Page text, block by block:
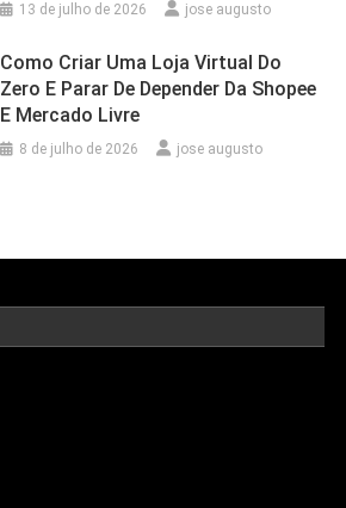
13 de julho de 2026 jose augusto
Como Criar Uma Loja Virtual Do
Zero E Parar De Depender Da Shopee
E Mercado Livre
8 de julho de 2026 jose augusto